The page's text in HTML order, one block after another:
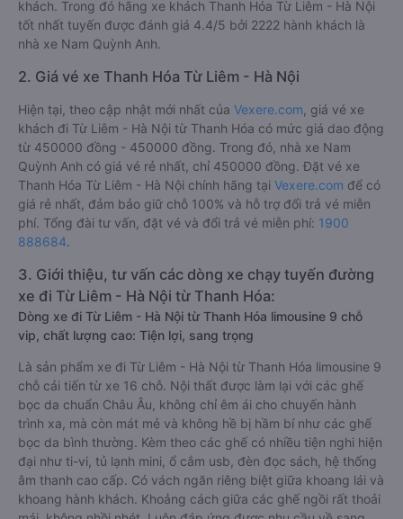
khách. Trong đó hãng xe khách Thanh Hóa Từ Liêm - Hà Nội
tốt nhất tuyến được đánh giá 4.4/5 bởi 2222 hành khách là
nhà xe Nam Quỳnh Anh.
2. Giá vé xe Thanh Hóa Từ Liêm - Hà Nội
Hiện tại, theo cập nhật mới nhất của Vexere.com , giá vé xe
khách đi Từ Liêm - Hà Nội từ Thanh Hóa có mức giá dao động
từ 450000 đồng - 450000 đồng. Trong đó, nhà xe Nam
Quỳnh Anh có giá vé rẻ nhất, chỉ 450000 đồng. Đặt vé xe
Thanh Hóa Từ Liêm - Hà Nội chính hãng tại Vexere.com để có
giá rẻ nhất, đảm bảo giữ chỗ 100% và hỗ trợ đổi trả vé miễn
phí. Tổng đài tư vấn, đặt vé và đổi trả vé miễn phí: 1900
888684.
3. Giới thiệu, tư vấn các dòng xe chạy tuyến đường
xe đi Từ Liêm - Hà Nội từ Thanh Hóa:
Dòng xe đi Từ Liêm - Hà Nội từ Thanh Hóa limousine 9 chỗ
vip, chất lượng cao: Tiện lợi, sang trọng
Là sản phẩm xe đi Từ Liêm - Hà Nội từ Thanh Hóa limousine 9
chỗ cải tiến từ xe 16 chỗ. Nội thất được làm lại với các ghế
bọc da chuẩn Châu Âu, không chỉ êm ái cho chuyến hành
trình xa, mà còn mát mẻ và không hề bị hầm bí như các ghế
bọc da bình thường. Kèm theo các ghế có nhiều tiện nghi hiện
đại như ti-vi, tủ lạnh mini, ổ cắm usb, đèn đọc sách, hệ thống
âm thanh cao cấp. Có vách ngăn riêng biệt giữa khoang lái và
khoang hành khách. Khoảng cách giữa các ghế ngồi rất thoải